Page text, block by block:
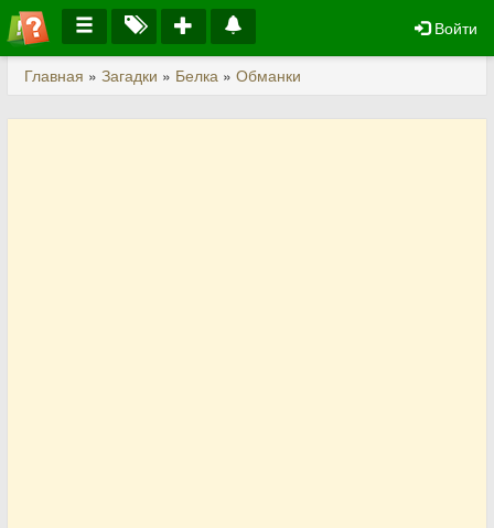
Войти
Главная » Загадки » Белка » Обманки